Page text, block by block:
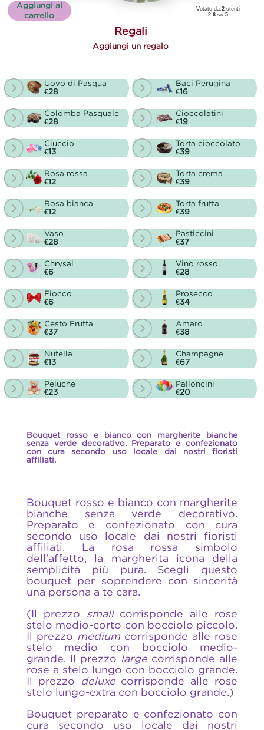
Aggiungi al
carrello
Votato da:2 utenti
2.6 su5
Regali
Aggiungi un regalo
Uovo di Pasqua
€28
Colomba Pasquale
€28
Ciuccio
€13
Rosa rossa
€12
Rosa bianca
€12
Vaso
€28
Chrysal
€6
Fiocco
€6
Cesto Frutta
€37
Nutella
€13
Peluche
€23
Baci Perugina
€16
Cioccolatini
€19
Torta cioccolato
€39
Torta crema
€39
Torta frutta
€39
Pasticcini
€37
Vino rosso
€28
Prosecco
€34
Amaro
€38
Champagne
€67
Palloncini
€20
Bouquet rosso e bianco con margherite bianche
senza verde decorativo. Preparato e confezionato
con cura secondo uso locale dai nostri fioristi
affiliati.
Bouquet rosso e bianco con margherite
bianche senza verde decorativo.
Preparato e confezionato con cura
secondo uso locale dai nostri fioristi
affiliati. La rosa rossa simbolo
dell'affetto, la margherita icona della
semplicità più pura. Scegli questo
bouquet per soprendere con sincerità
una persona a te cara.
(Il prezzo small corrisponde alle rose
stelo medio-corto con bocciolo piccolo.
Il prezzo medium corrisponde alle rose
stelo medio con bocciolo medio-
grande. Il prezzo large corrisponde alle
rose a stelo lungo con bocciolo grande.
Il prezzo
deluxecorrisponde alle rose
stelo lungo-extra con bocciolo grande.)
Bouquet preparato e confezionato con
cura secondo uso locale dai nostri